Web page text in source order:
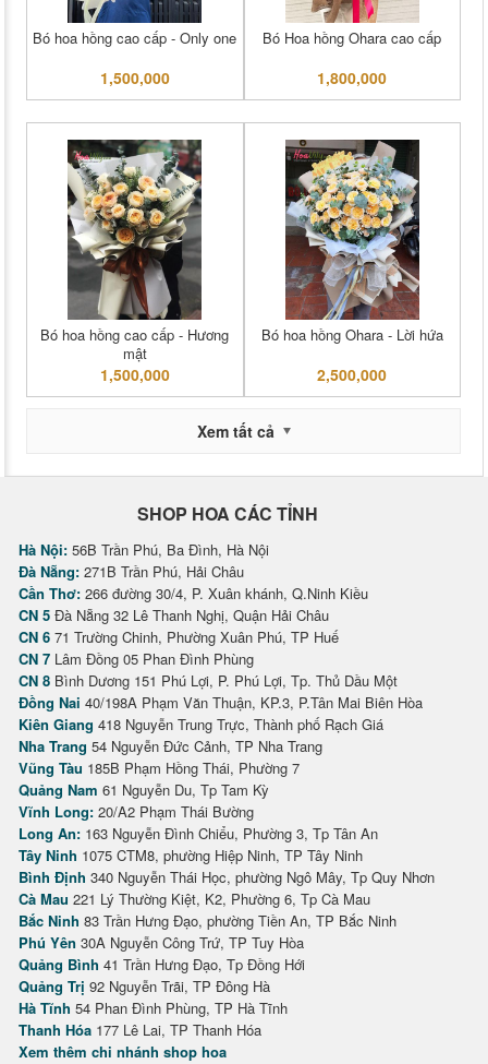
Bó hoa hồng cao cấp - Only one
1,500,000
Bó Hoa hồng Ohara cao cấp
1,800,000
Bó hoa hồng cao cấp - Hương
mật
1,500,000
Bó hoa hồng Ohara - Lời hứa
2,500,000
Xem tất cả
SHOP HOA CÁC TỈNH
Hà Nội: 56B Trần Phú, Ba Đình, Hà Nội
Đà Nẵng: 271B Trần Phú, Hải Châu
Cần Thơ: 266 đường 30/4, P. Xuân khánh, Q.Ninh Kiều
CN 5 Đà Nẵng 32 Lê Thanh Nghị, Quận Hải Châu
CN 6 71 Trường Chinh, Phường Xuân Phú, TP Huế
CN 7 Lâm Đồng 05 Phan Đình Phùng
CN 8 Bình Dương 151 Phú Lợi, P. Phú Lợi, Tp. Thủ Dầu Một
Đồng Nai 40/198A Phạm Văn Thuận, KP.3, P.Tân Mai Biên Hòa
Kiên Giang 418 Nguyễn Trung Trực, Thành phố Rạch Giá
Nha Trang 54 Nguyễn Đức Cảnh, TP Nha Trang
Vũng Tàu 185B Phạm Hồng Thái, Phường 7
Quảng Nam 61 Nguyễn Du, Tp Tam Kỳ
Vĩnh Long: 20/A2 Phạm Thái Bường
Long An: 163 Nguyễn Đình Chiểu, Phường 3, Tp Tân An
Tây Ninh 1075 CTM8, phường Hiệp Ninh, TP Tây Ninh
Bình Định 340 Nguyễn Thái Học, phường Ngô Mây, Tp Quy Nhơn
Cà Mau 221 Lý Thường Kiệt, K2, Phường 6, Tp Cà Mau
Bắc Ninh 83 Trần Hưng Đạo, phường Tiền An, TP Bắc Ninh
Phú Yên 30A Nguyễn Công Trứ, TP Tuy Hòa
Quảng Bình 41 Trần Hưng Đạo, Tp Đồng Hới
Quảng Trị 92 Nguyễn Trãi, TP Đông Hà
Hà Tĩnh 54 Phan Đình Phùng, TP Hà Tĩnh
Thanh Hóa 177 Lê Lai, TP Thanh Hóa
Xem thêm chi nhánh shop hoa